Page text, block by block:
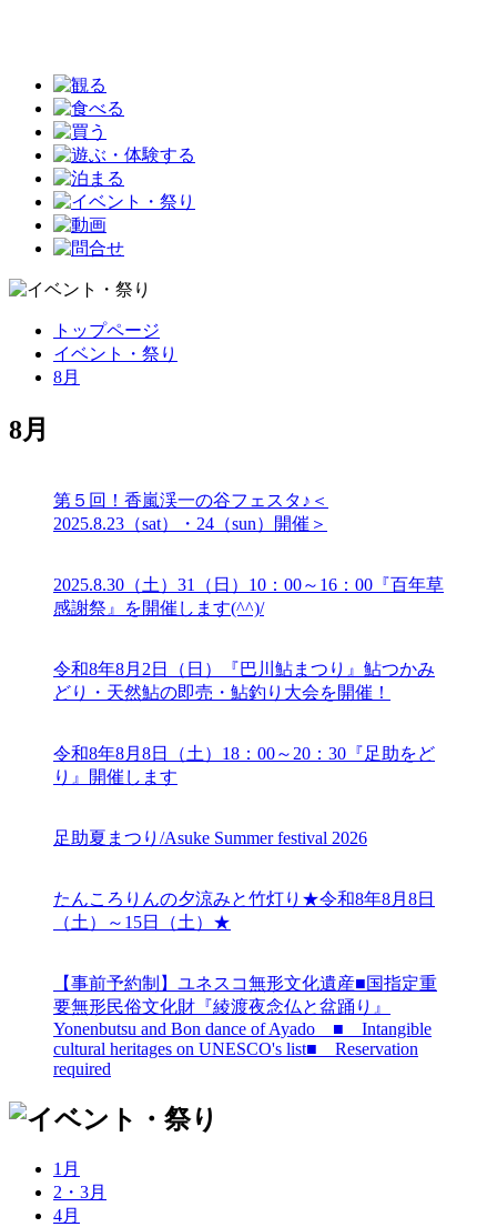
トップページ
イベント・祭り
8月
8月
第５回！香嵐渓一の谷フェスタ♪＜
2025.8.23（sat）・24（sun）開催＞
2025.8.30（土）31（日）10：00～16：00『百年草
感謝祭』を開催します(^^)/
令和8年8月2日（日）『巴川鮎まつり』鮎つかみ
どり・天然鮎の即売・鮎釣り大会を開催！
令和8年8月8日（土）18：00～20：30『足助をど
り』開催します
足助夏まつり/Asuke Summer festival 2026
たんころりんの夕涼みと竹灯り★令和8年8月8日
（土）～15日（土）★
【事前予約制】ユネスコ無形文化遺産■国指定重
要無形民俗文化財『綾渡夜念仏と盆踊り』
Yonenbutsu and Bon dance of Ayado ■ Intangible
cultural heritages on UNESCO's list■ Reservation
required
1月
2・3月
4月